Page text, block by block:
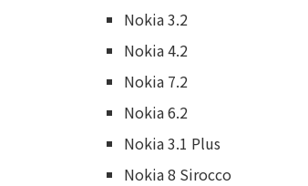
Nokia 3.2
Nokia 4.2
Nokia 7.2
Nokia 6.2
Nokia 3.1 Plus
Nokia 8 Sirocco